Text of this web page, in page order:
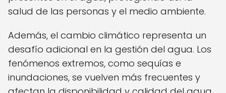
salud de las personas y el medio ambiente.
Además, el cambio climático representa un
desafío adicional en la gestión del agua. Los
fenómenos extremos, como sequías e
inundaciones, se vuelven más frecuentes y